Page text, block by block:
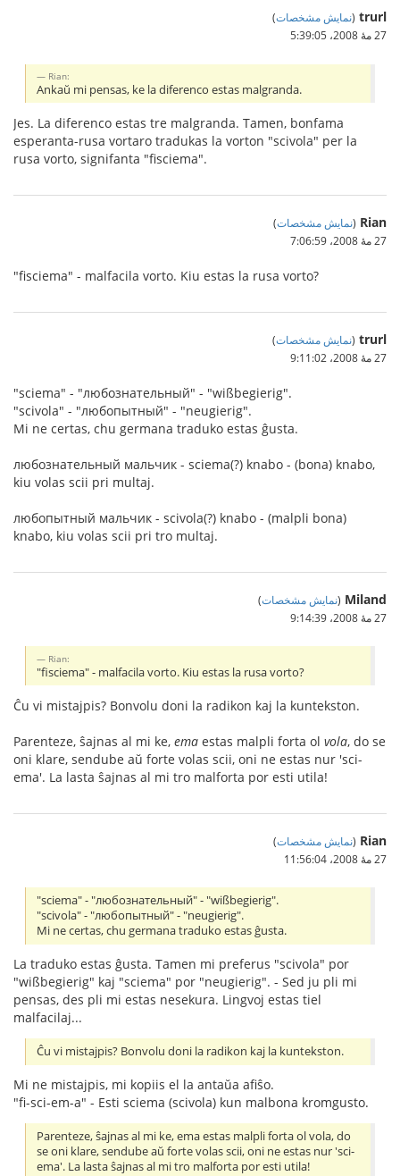
trurl
(نمایش مشخصات)
27 مهٔ 2008،‏ 5:39:05
Rian:
Ankaŭ mi pensas, ke la diferenco estas malgranda.
Jes. La diferenco estas tre malgranda. Tamen, bonfama
esperanta-rusa vortaro tradukas la vorton "scivola" per la
rusa vorto, signifanta "fisciema".
Rian
(نمایش مشخصات)
27 مهٔ 2008،‏ 7:06:59
"fisciema" - malfacila vorto. Kiu estas la rusa vorto?
trurl
(نمایش مشخصات)
27 مهٔ 2008،‏ 9:11:02
"sciema" - "любознательный" - "wißbegierig".
"scivola" - "любопытный" - "neugierig".
Mi ne certas, chu germana traduko estas ĝusta.
любознательный мальчик - sciema(?) knabo - (bona) knabo,
kiu volas scii pri multaj.
любопытный мальчик - scivola(?) knabo - (malpli bona)
knabo, kiu volas scii pri tro multaj.
Miland
(نمایش مشخصات)
27 مهٔ 2008،‏ 9:14:39
Rian:
"fisciema" - malfacila vorto. Kiu estas la rusa vorto?
Ĉu vi mistajpis? Bonvolu doni la radikon kaj la kuntekston.
Parenteze, ŝajnas al mi ke, ema estas malpli forta ol vola, do se
oni klare, sendube aŭ forte volas scii, oni ne estas nur 'sci-
ema'. La lasta ŝajnas al mi tro malforta por esti utila!
Rian
(نمایش مشخصات)
27 مهٔ 2008،‏ 11:56:04
"sciema" - "любознательный" - "wißbegierig".
"scivola" - "любопытный" - "neugierig".
Mi ne certas, chu germana traduko estas ĝusta.
La traduko estas ĝusta. Tamen mi preferus "scivola" por
"wißbegierig" kaj "sciema" por "neugierig". - Sed ju pli mi
pensas, des pli mi estas nesekura. Lingvoj estas tiel
malfacilaj...
Ĉu vi mistajpis? Bonvolu doni la radikon kaj la kuntekston.
Mi ne mistajpis, mi kopiis el la antaŭa afiŝo.
"fi-sci-em-a" - Esti sciema (scivola) kun malbona kromgusto.
Parenteze, ŝajnas al mi ke, ema estas malpli forta ol vola, do
se oni klare, sendube aŭ forte volas scii, oni ne estas nur 'sci-
ema'. La lasta ŝajnas al mi tro malforta por esti utila!